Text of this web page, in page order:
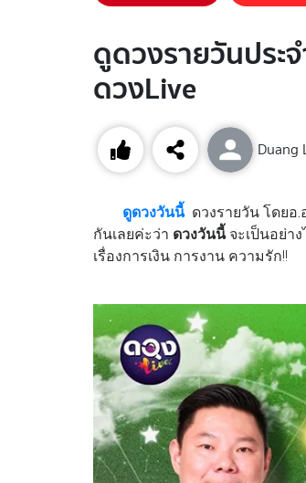
ดูดวงรายวันประ
ดวงLive
Duang
ดูดวงวันนี้ ดวงรายวัน โดยอ
กันเลยค่ะว่า ดวงวันนี้จะเป็นอย่า
เรื่องการเงิน การงาน ความรัก!!